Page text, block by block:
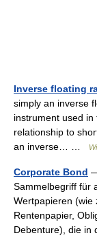
Inverse floating
simply an inverse
instrument used
relationship to
an inverse… …
Corporate Bond
Sammelbegriff für
Wertpapieren (wie
Rentenpapier,
Debenture), die